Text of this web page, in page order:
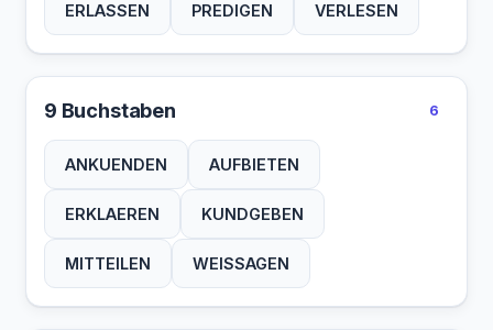
ERLASSEN PREDIGEN VERLESEN
9 Buchstaben 6
ANKUENDEN AUFBIETEN
ERKLAEREN KUNDGEBEN
MITTEILEN WEISSAGEN